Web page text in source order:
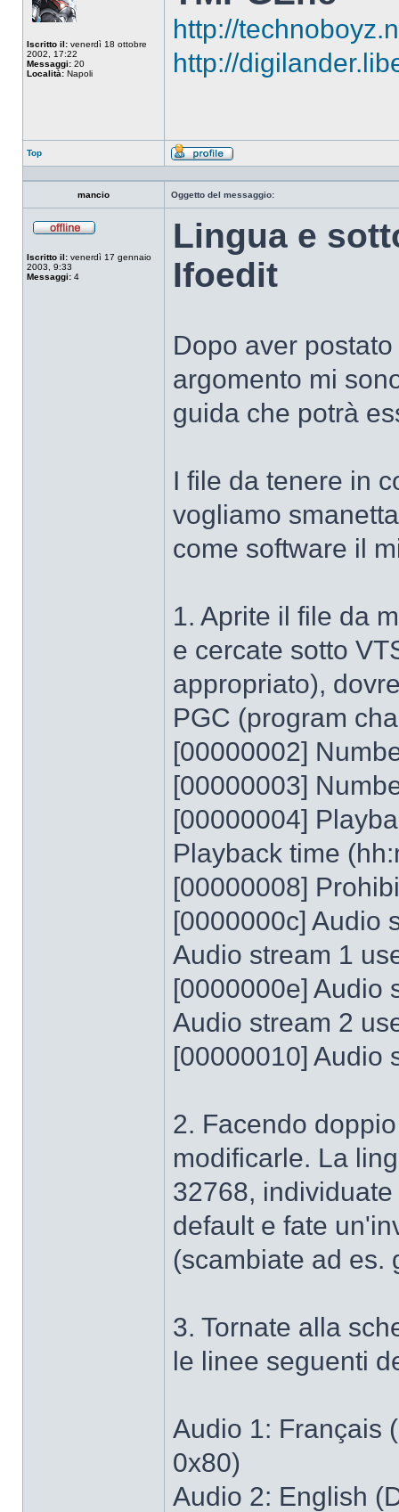
Iscritto il: venerdì 18 ottobre
2002, 17:22
Messaggi: 20
Località: Napoli
http://
http://
Top
Profilo
mancio Oggetto del messaggio:
Iscritto il: venerdì 17 gennaio
2003, 9:33
Messaggi: 4
Lingua e
Ifoedit
Dopo aver
argomento mi
guida che potrà
I file da tenere in
vogliamo
come software il
1. Aprite il file da
e cercate sotto
appropriato),
PGC (program
[00000002]
[00000003]
[00000004]
Playback time
[00000008]
[0000000c] Audio
Audio stream 1
[0000000e] Audio
Audio stream 2
[00000010] Audio
2. Facendo
modificarle. La
32768,
default e fate
(scambiate ad es.
3. Tornate alla
le linee seguenti
Audio 1: Français
0x80)
Audio 2: English